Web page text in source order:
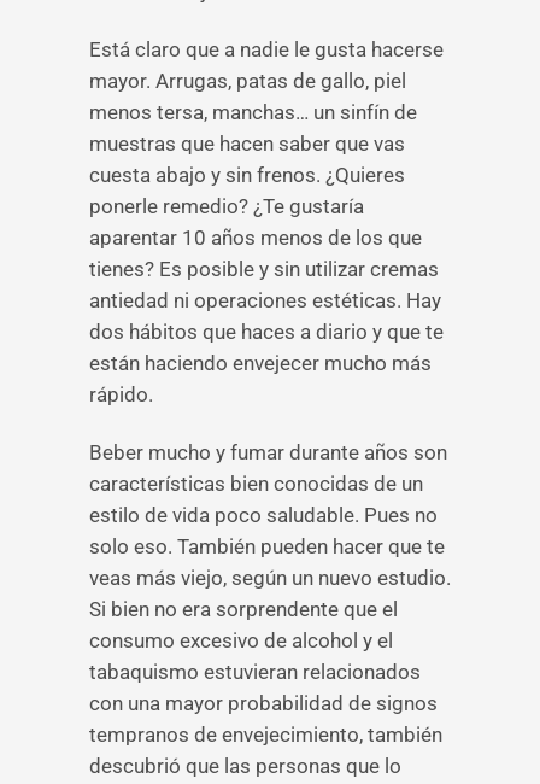
Está claro que a nadie le gusta hacerse
mayor. Arrugas, patas de gallo, piel
menos tersa, manchas… un sinfín de
muestras que hacen saber que vas
cuesta abajo y sin frenos. ¿Quieres
ponerle remedio? ¿Te gustaría
aparentar 10 años menos de los que
tienes? Es posible y sin utilizar cremas
antiedad ni operaciones estéticas. Hay
dos hábitos que haces a diario y que te
están haciendo envejecer mucho más
rápido.
Beber mucho y fumar durante años son
características bien conocidas de un
estilo de vida poco saludable. Pues no
solo eso. También pueden hacer que te
veas más viejo, según un nuevo estudio.
Si bien no era sorprendente que el
consumo excesivo de alcohol y el
tabaquismo estuvieran relacionados
con una mayor probabilidad de signos
tempranos de envejecimiento, también
descubrió que las personas que lo